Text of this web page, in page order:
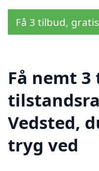
Få 3 tilbud,
Få nemt
Vedsted,
tryg ved